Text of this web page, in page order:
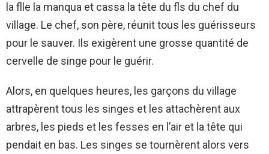
la flle la manqua et cassa la tête du fls du chef du
village. Le chef, son père, réunit tous les guérisseurs
pour le sauver. Ils exigèrent une grosse quantité de
cervelle de singe pour le guérir.
Alors, en quelques heures, les garçons du village
attrapèrent tous les singes et les attachèrent aux
arbres, les pieds et les fesses en l’air et la tête qui
pendait en bas. Les singes se tournèrent alors vers